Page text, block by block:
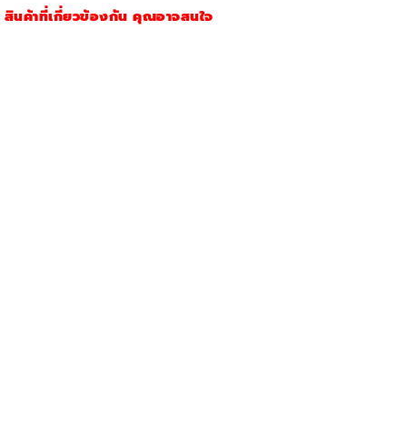
ตลับ)
สินค้าที่เกี่ยวข้องกัน คุณอาจสนใจ